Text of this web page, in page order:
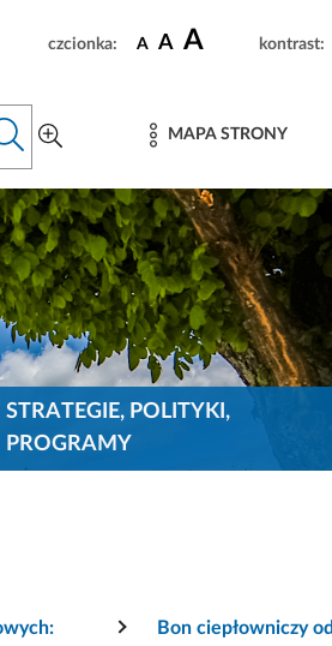
czcionka: A A A kontrast:
MAPA STRONY
STRATEGIE, POLITYKI,
PROGRAMY
Bon ciepłowniczy